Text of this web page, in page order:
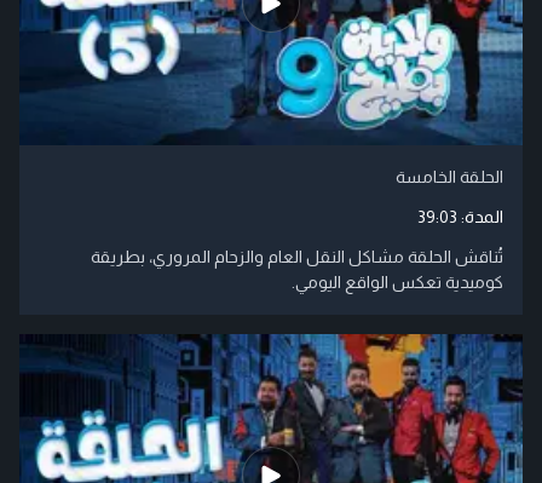
الحلقة الخامسة
المدة: 39:03
تُناقش الحلقة مشاكل النقل العام والزحام المروري، بطريقة
كوميدية تعكس الواقع اليومي.​